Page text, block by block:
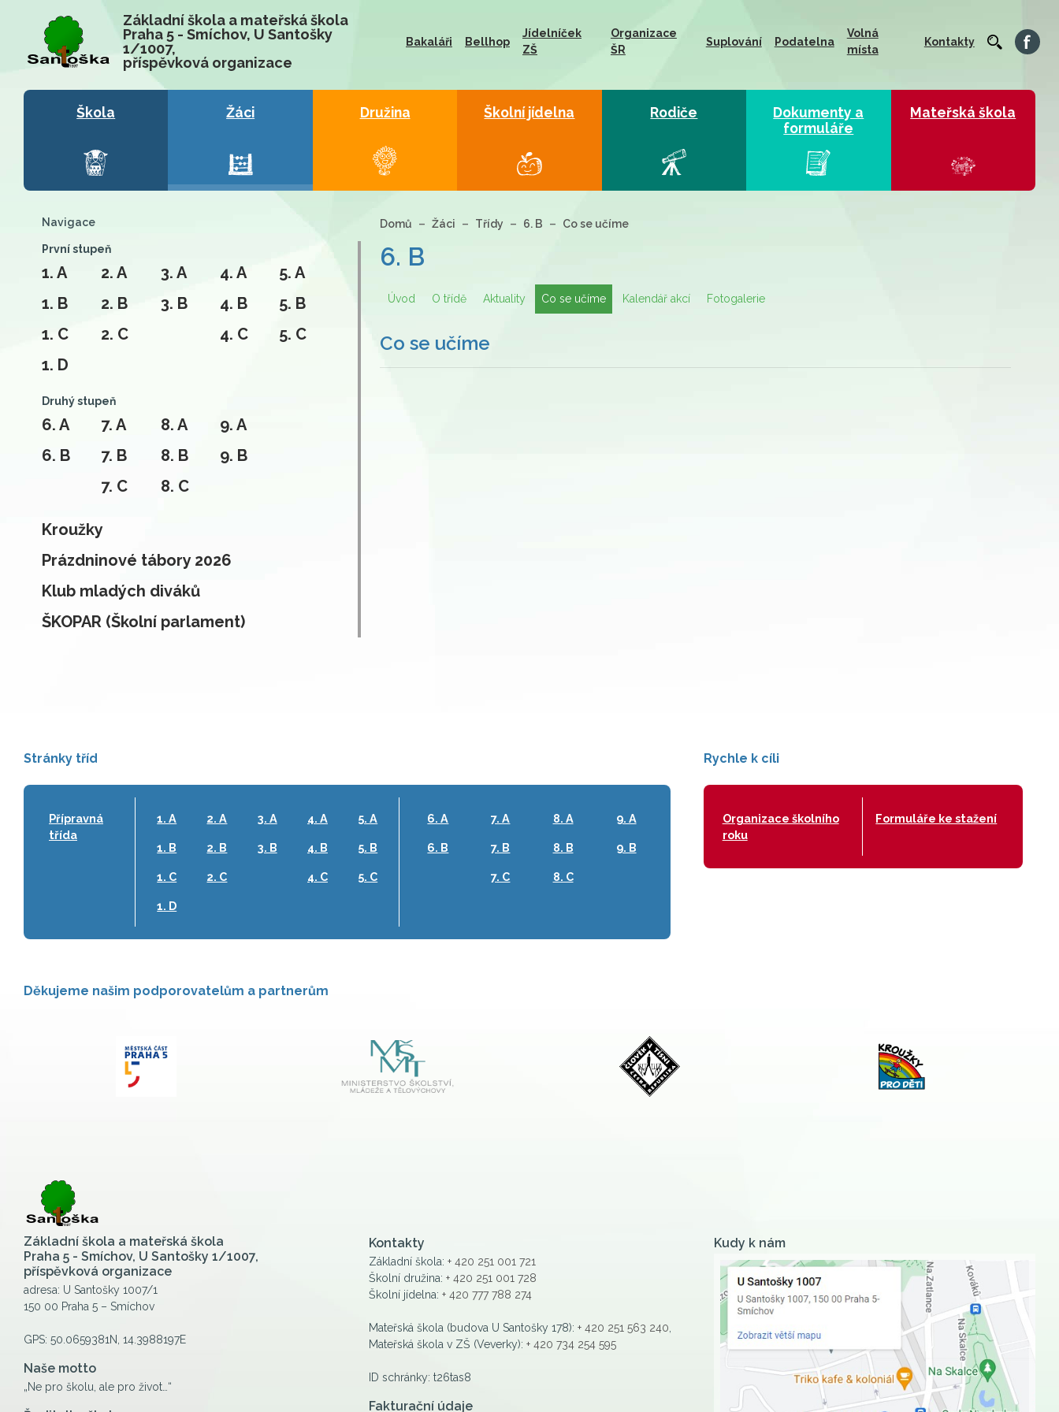
Základní škola a mateřská škola
Praha 5 - Smíchov, U Santošky
1/1007,
příspěvková organizace
Bakaláři Bellhop
Jídelníček
ZŠ
Organizace
ŠR
Suplování Podatelna
Volná
místa
Kontakty
Škola Žáci Družina Školní jídelna Rodiče
Dokumenty a
formuláře
Mateřská škola
Navigace
První stupeň
1. A
1. B
1. C
1. D
2. A
2. B
2. C
3. A
3. B
4. A
4. B
4. C
5. A
5. B
5. C
Druhý stupeň
6. A
6. B
7. A
7. B
7. C
8. A
8. B
8. C
9. A
9. B
Kroužky
Prázdninové tábory 2026
Klub mladých diváků
ŠKOPAR (Školní parlament)
Domů Žáci Třídy 6. B Co se učíme
6. B
Úvod O třídě Aktuality Co se učíme Kalendář akcí Fotogalerie
Co se učíme
Stránky tříd
Přípravná
třída
1. A
1. B
1. C
1. D
2. A
2. B
2. C
3. A
3. B
4. A
4. B
4. C
5. A
5. B
5. C
6. A
6. B
7. A
7. B
7. C
8. A
8. B
8. C
9. A
9. B
Rychle k cíli
Organizace školního
roku
Formuláře ke stažení
Děkujeme našim podporovatelům a partnerům
Základní škola a mateřská škola
Praha 5 - Smíchov, U Santošky 1/1007,
příspěvková organizace
adresa: U Santošky 1007/1
150 00 Praha 5 – Smíchov
GPS: 50.0659381N, 14.3988197E
Naše motto
„Ne pro školu, ale pro život…“
Kontakty
Základní škola: + 420 251 001 721
Školní družina: + 420 251 001 728
Školní jídelna: + 420 777 788 274
Mateřská škola (budova U Santošky 178): + 420 251 563 240
Mateřská škola v ZŠ (Veverky): + 420 734 254 595
ID schránky: t26tas8
Fakturační údaje
Kudy k nám